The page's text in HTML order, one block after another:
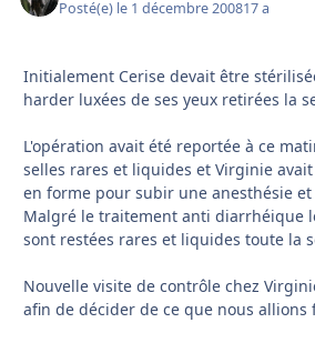
Posté(e) le 1 décembre 200817 a
Initialement Cerise devait être
harder luxées de ses yeux retirées la
L'opération avait été reportée à ce
selles rares et liquides et Virginie
en forme pour subir une anesthésie
Malgré le traitement anti diarrhéique
sont restées rares et liquides toute la
Nouvelle visite de contrôle chez
afin de décider de ce que nous allions